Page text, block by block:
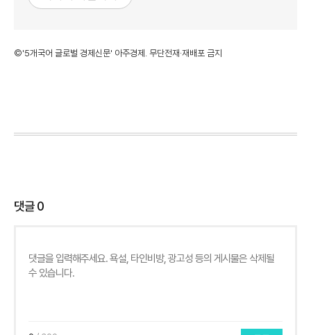
©'5개국어 글로벌 경제신문' 아주경제. 무단전재·재배포 금지
댓글0